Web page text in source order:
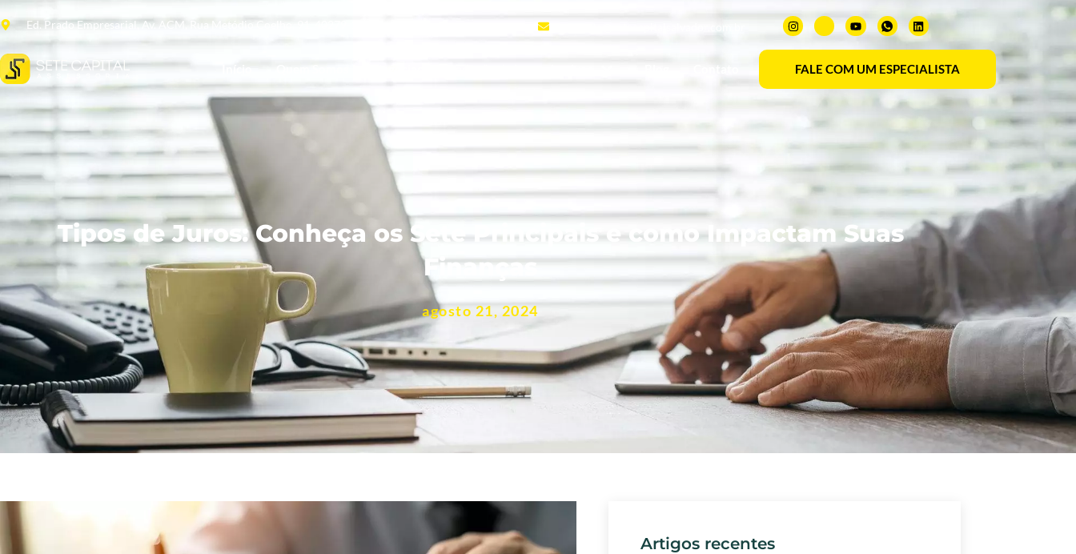
Ed. Prado Empresarial, Av. ACM, Rua Metódio Coelho, 91. 40279-120
FALE COM UM ESPECIALISTA
Tipos de Juros: Conheça os Sete Principais e como Impactam Suas
Finanças
agosto 21, 2024
Artigos recentes